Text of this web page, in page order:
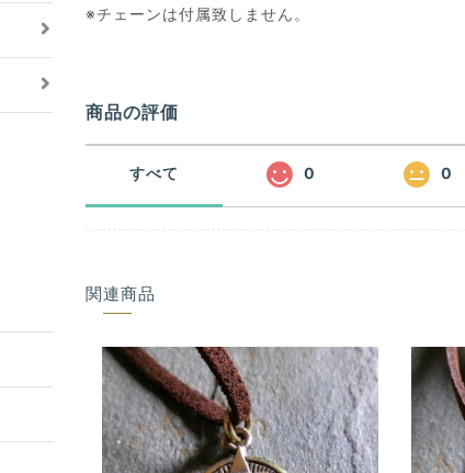
※チェーンは付属致しません。
商品の評価
すべて 0 0
関連商品